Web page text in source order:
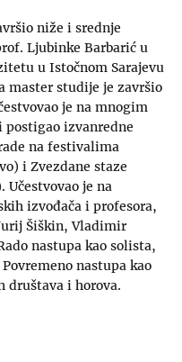
niže i srednje
Ljubinke Barbarić u
u Istočnom Sarajevu
master studije je završio
je na mnogim
izvanredne
na festivalima
i Zvezdane staze
Učestvovao je na
izvođača i profesora,
Šiškin, Vladimir
nastupa kao solista,
nastupa kao
i horova.